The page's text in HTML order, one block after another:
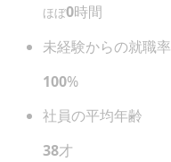
ほぼ0時間
未経験からの就職率
100%
社員の平均年齢
38才